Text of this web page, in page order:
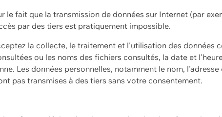
le fait que la transmission de données sur Internet (par
par des tiers est pratiquement impossible.
la collecte, le traitement et l'utilisation des
ou les noms des fichiers consultés, la date et
Les données personnelles, notamment le nom,
pas transmises à des tiers sans votre consentement.